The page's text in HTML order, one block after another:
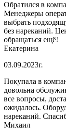
Обратился в
Менеджеры
выбрать
без нареканий.
обращаться ещё!
Екатерина
03.09.2023г.
Покупала в
довольна
все вопросы,
ожидалось.
нареканий.
Михаил